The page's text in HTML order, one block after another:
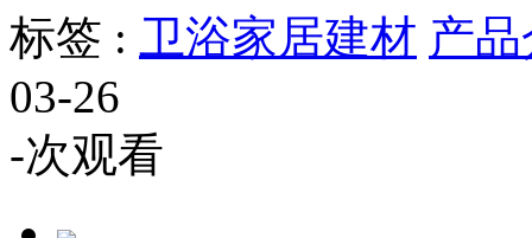
标签 : 卫浴家居建材 产
03-26
-次观看